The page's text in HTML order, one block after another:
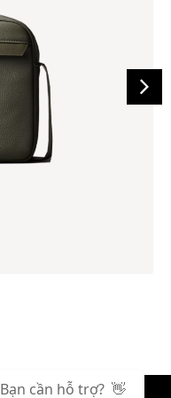
Bạn cần hỗ trợ? 👋